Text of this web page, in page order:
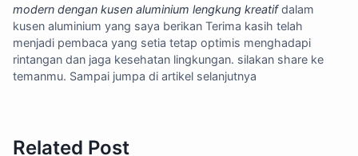
modern dengan kusen aluminium lengkung kreatifdalam
kusen aluminium yang saya berikan Terima kasih telah
menjadi pembaca yang setia tetap optimis menghadapi
rintangan dan jaga kesehatan lingkungan. silakan share ke
temanmu. Sampai jumpa di artikel selanjutnya
Related Post